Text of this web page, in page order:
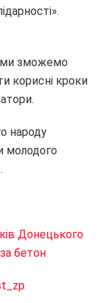
ми зможемо
корисні кроки
народу
молодого
Донецького
бетон